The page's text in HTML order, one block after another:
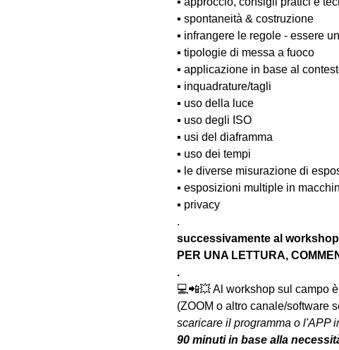
▪️ spontaneità & costruzione
▪️ infrangere le regole - essere
▪️ tipologie di messa a fuoco
▪️ applicazione in base al
▪️ inquadrature/tagli
▪️ uso della luce
▪️ uso degli ISO
▪️ usi del diaframma
▪️ uso dei tempi
▪️ le diverse misurazione di
▪️ esposizioni multiple in
▪️ privacy
.
successivamente al
PER UNA LETTURA,
.
💻📲💥 Al workshop sul campo
(ZOOM o altro canale/software
scaricare il programma o l'APP
90 minuti in base alla